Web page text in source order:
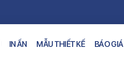
IN ẤN MẪU THIẾT KẾ BÁO GIÁ